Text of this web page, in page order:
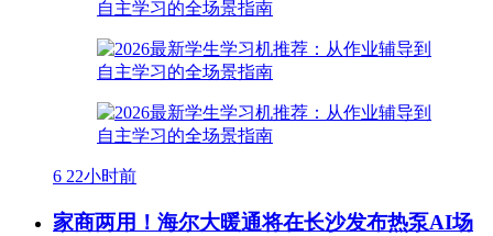
6 22小时前
家商两用！海尔大暖通将在长沙发布热泵AI场